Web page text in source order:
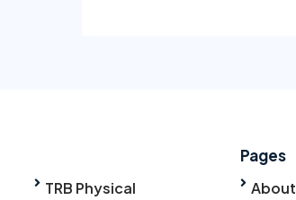
TRB Physical
Pages